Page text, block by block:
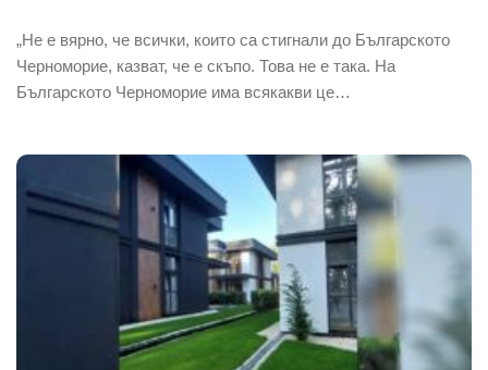
„Не е вярно, че всички, които са стигнали до Българското
Черноморие, казват, че е скъпо. Това не е така. На
Българското Черноморие има всякакви це…